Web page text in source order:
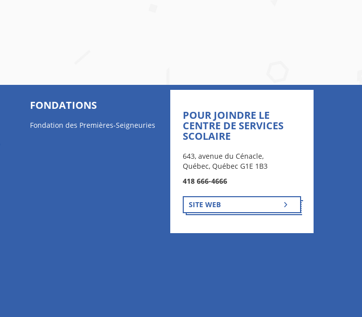
FONDATIONS
Fondation des Premières-Seigneuries
POUR JOINDRE LE
CENTRE DE SERVICES
SCOLAIRE
643, avenue du Cénacle,
Québec, Québec G1E 1B3
418 666-4666
SITE WEB